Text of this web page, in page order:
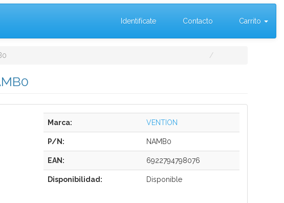
Identifícate Contacto Carrito
Marca: VENTION
P/N: NAMB0
EAN: 6922794798076
Disponibilidad: Disponible